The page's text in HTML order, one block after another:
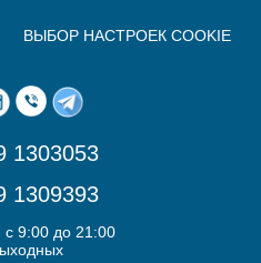
ВЫБОР НАСТРОЕК COOKIE
1303053
1309393
с 9:00 до 21:00